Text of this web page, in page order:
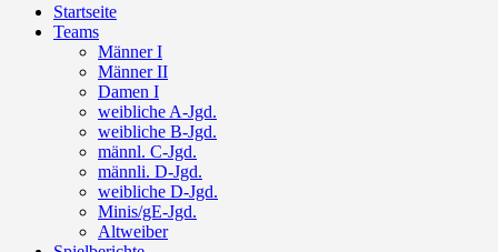
Startseite
Teams
Männer I
Männer II
Damen I
weibliche A-Jgd.
weibliche B-Jgd.
männl. C-Jgd.
männli. D-Jgd.
weibliche D-Jgd.
Minis/gE-Jgd.
Altweiber